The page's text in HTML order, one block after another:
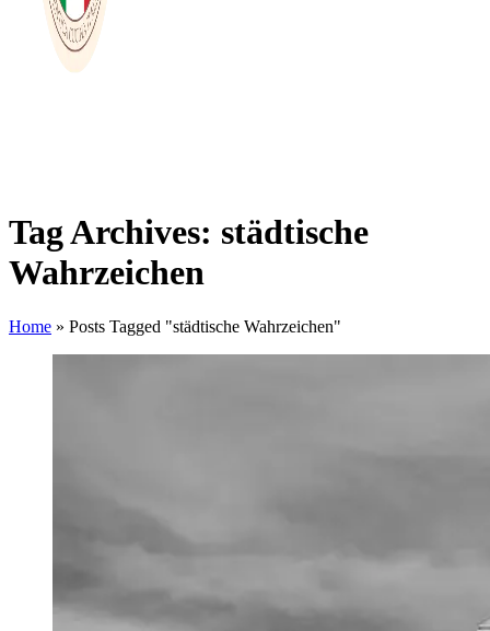
Tag Archives: städtische
Wahrzeichen
Home » Posts Tagged "städtische Wahrzeichen"